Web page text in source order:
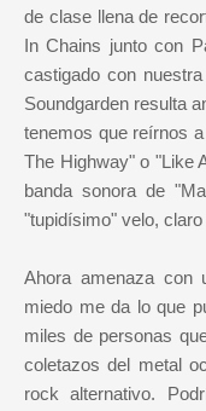
de clase llena de
In Chains junto con
castigado con
Soundgarden resulta
tenemos que reírnos
The Highway" o "Like
banda sonora de
"tupidísimo" velo,
Ahora amenaza con
miedo me da lo que
miles de personas
coletazos del metal
rock alternativo.